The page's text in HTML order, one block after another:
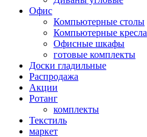
Офис
Компьютерные столы
Компьютерные кресла
Офисные шкафы
готовые комплекты
Доски гладильные
Распродажа
Акции
Ротанг
комплекты
Текстиль
маркет